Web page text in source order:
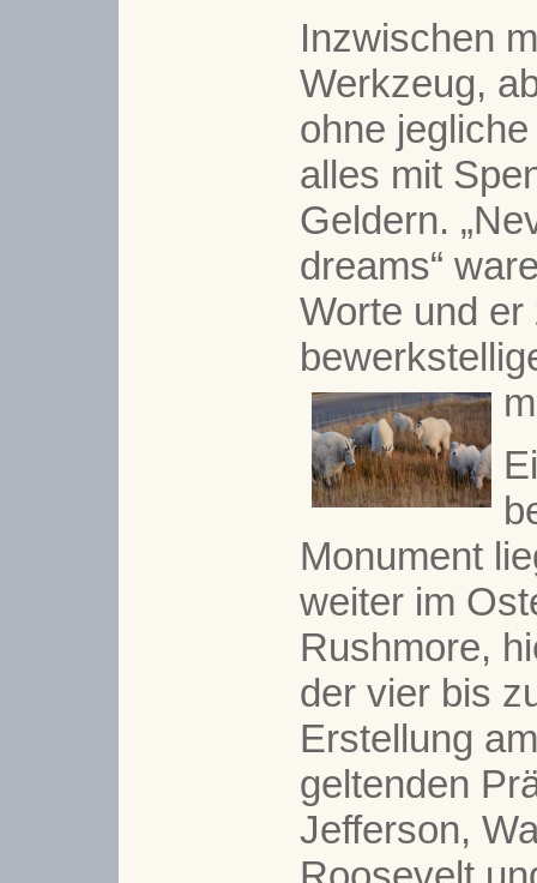
Inzwischen
Werkzeug,
ohne
alles mit
Geldern.
dreams“
Worte und
Monument
weiter im
Rushmore,
der vier bis
Erstellung
geltenden
Jefferson,